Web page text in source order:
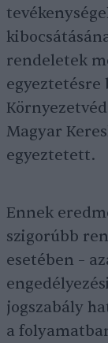
rendeletek
egyeztetésre
Magyar
egyeztetett.
Ennek
szigorúbb
esetében –
jogszabály
a